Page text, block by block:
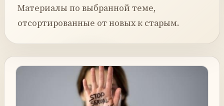
Материалы по выбранной теме,
отсортированные от новых к старым.